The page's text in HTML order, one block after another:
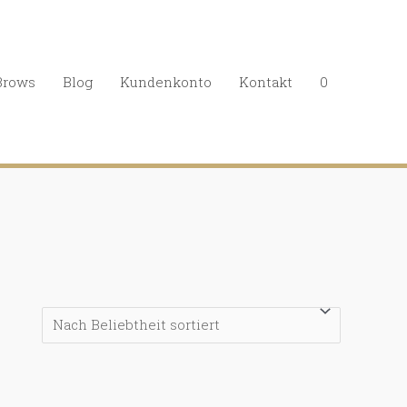
Blog Kundenkonto Kontakt 0